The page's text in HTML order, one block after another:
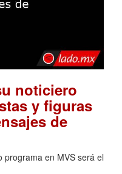
noticiero
y figuras
de
programa en MVS será el